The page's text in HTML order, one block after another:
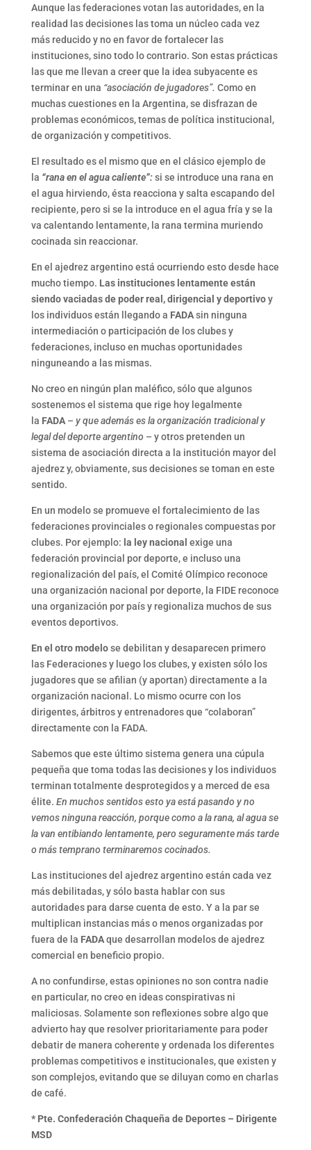
Aunque las federaciones votan las autoridades, en la
realidad las decisiones las toma un núcleo cada vez
más reducido y no en favor de fortalecer las
instituciones, sino todo lo contrario. Son estas prácticas
las que me llevan a creer que la idea subyacente es
terminar en una “asociación de jugadores”. Como en
muchas cuestiones en la Argentina, se disfrazan de
problemas económicos, temas de política institucional,
de organización y competitivos.
El resultado es el mismo que en el clásico ejemplo de
la “rana en el agua caliente”:si se introduce una rana en
el agua hirviendo, ésta reacciona y salta escapando del
recipiente, pero si se la introduce en el agua fría y se la
va calentando lentamente, la rana termina muriendo
cocinada sin reaccionar.
En el ajedrez argentino está ocurriendo esto desde hace
mucho tiempo. Las instituciones lentamente están
siendo vaciadas de poder real, dirigencial y deportivoy
los individuos están llegando a FADAsin ninguna
intermediación o participación de los clubes y
federaciones, incluso en muchas oportunidades
ninguneando a las mismas.
No creo en ningún plan maléfico, sólo que algunos
sostenemos el sistema que rige hoy legalmente
la FADA– y que además es la organización tradicional y
legal del deporte argentino – y otros pretenden un
sistema de asociación directa a la institución mayor del
ajedrez y, obviamente, sus decisiones se toman en este
sentido.
En un modelo se promueve el fortalecimiento de las
federaciones provinciales o regionales compuestas por
clubes. Por ejemplo: la ley nacional exige una
federación provincial por deporte, e incluso una
regionalización del país, el Comité Olímpico reconoce
una organización nacional por deporte, la FIDE reconoce
una organización por país y regionaliza muchos de sus
eventos deportivos.
En el otro modelose debilitan y desaparecen primero
las Federaciones y luego los clubes, y existen sólo los
jugadores que se afilian (y aportan) directamente a la
organización nacional. Lo mismo ocurre con los
dirigentes, árbitros y entrenadores que “colaboran”
directamente con la FADA.
Sabemos que este último sistema genera una cúpula
pequeña que toma todas las decisiones y los individuos
terminan totalmente desprotegidos y a merced de esa
élite. En muchos sentidos esto ya está pasando y no
vemos ninguna reacción, porque como a la rana, al agua se
la van entibiando lentamente, pero seguramente más tarde
o más temprano terminaremos cocinados.
Las instituciones del ajedrez argentino están cada vez
más debilitadas, y sólo basta hablar con sus
autoridades para darse cuenta de esto. Y a la par se
multiplican instancias más o menos organizadas por
fuera de la FADAque desarrollan modelos de ajedrez
comercial en beneficio propio.
A no confundirse, estas opiniones no son contra nadie
en particular, no creo en ideas conspirativas ni
maliciosas. Solamente son reflexiones sobre algo que
advierto hay que resolver prioritariamente para poder
debatir de manera coherente y ordenada los diferentes
problemas competitivos e institucionales, que existen y
son complejos, evitando que se diluyan como en charlas
de café.
* Pte. Confederación Chaqueña de Deportes – Dirigente
MSD